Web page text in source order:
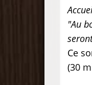
"Au
Ce
(30